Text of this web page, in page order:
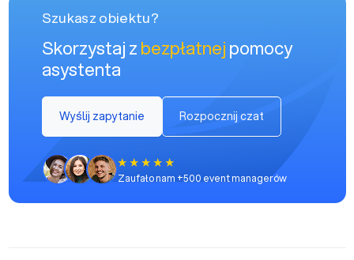
Szukasz obiektu?
Skorzystaj zbezpłatnejpomocy
asystenta
Wyślij zapytanie Rozpocznij czat
Zaufało nam +500 event managerów